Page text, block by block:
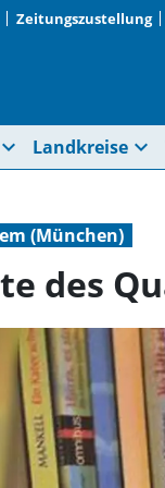
Zeitungszustellung
expand_more Landkreise expand_more
(München)
des